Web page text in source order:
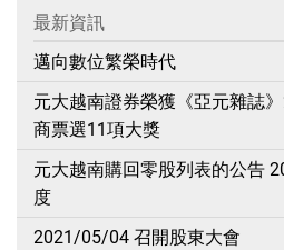
最新資訊
邁向數位繁榮時代
元大越南證券榮獲《亞元雜誌
商票選11項大獎
元大越南購回零股列表的公告
度
2021/05/04 召開股東大會